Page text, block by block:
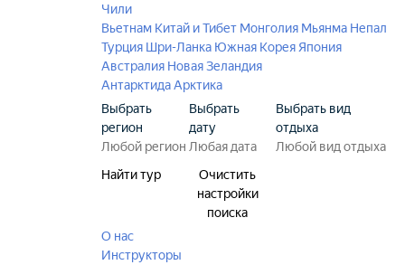
Чили
Вьетнам Китай и Тибет Монголия Мьянма Непал
Турция Шри-Ланка Южная Корея Япония
Австралия Новая Зеландия
АнтарктидаАрктика
Выбрать
регион
Выбрать
дату
Выбрать вид
отдыха
Найти тур
Очистить
настройки
поиска
О нас
Инструкторы